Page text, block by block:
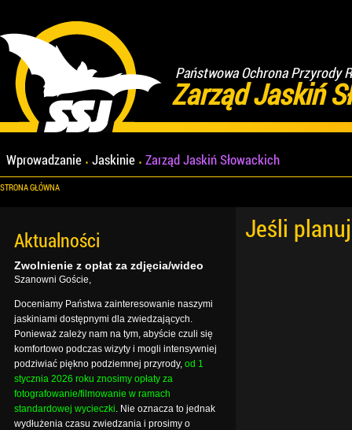
Państwowa Ochrona Przyrody
Zarząd Jaskiń
Wprowadzanie Jaskinie Zarząd Jaskiń Słowackich
STRONA GŁÓWNA
Jeśli
Aktualności
Zwolnienie z opłat za zdjęcia/wideo
Szanowni Goście,
Doceniamy Państwa zainteresowanie naszymi
jaskiniami dostępnymi dla zwiedzających.
Ponieważ zależy nam na tym, abyście czuli się
komfortowo podczas wizyty i mogli intensywniej
podziwiać piękno podziemnej przyrody, od 1
stycznia 2026 roku znosimy opłaty za
fotografowanie/filmowanie w ramach
standardowej wycieczki. Nie oznacza to jednak
wydłużenia czasu zwiedzania i prosimy o